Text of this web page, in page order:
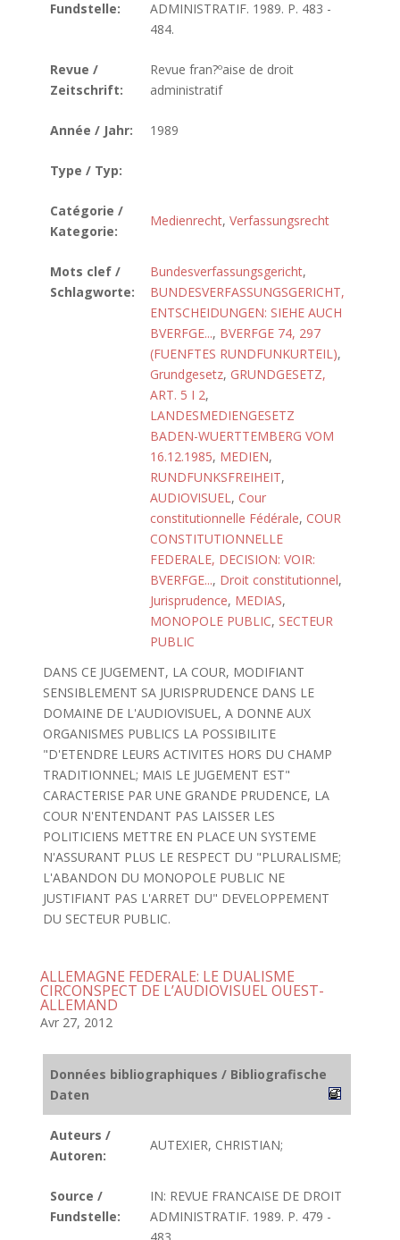
Fundstelle:
ADMINISTRATIF. 1989. P. 483 -
484.
Revue /
Zeitschrift:
Revue fran?ºaise de droit
administratif
Année / Jahr: 1989
Type / Typ:
Catégorie /
Kategorie:
Medienrecht, Verfassungsrecht
Mots clef /
Schlagworte:
Bundesverfassungsgericht,
BUNDESVERFASSUNGSGERICHT,
ENTSCHEIDUNGEN: SIEHE AUCH
BVERFGE..., BVERFGE 74, 297
(FUENFTES RUNDFUNKURTEIL),
Grundgesetz, GRUNDGESETZ,
ART. 5 I 2,
LANDESMEDIENGESETZ
BADEN-WUERTTEMBERG VOM
16.12.1985, MEDIEN,
RUNDFUNKSFREIHEIT,
AUDIOVISUEL, Cour
constitutionnelle Fédérale, COUR
CONSTITUTIONNELLE
FEDERALE, DECISION: VOIR:
BVERFGE..., Droit constitutionnel,
Jurisprudence, MEDIAS,
MONOPOLE PUBLIC, SECTEUR
PUBLIC
DANS CE JUGEMENT, LA COUR, MODIFIANT
SENSIBLEMENT SA JURISPRUDENCE DANS LE
DOMAINE DE L'AUDIOVISUEL, A DONNE AUX
ORGANISMES PUBLICS LA POSSIBILITE
"D'ETENDRE LEURS ACTIVITES HORS DU CHAMP
TRADITIONNEL; MAIS LE JUGEMENT EST"
CARACTERISE PAR UNE GRANDE PRUDENCE, LA
COUR N'ENTENDANT PAS LAISSER LES
POLITICIENS METTRE EN PLACE UN SYSTEME
N'ASSURANT PLUS LE RESPECT DU "PLURALISME;
L'ABANDON DU MONOPOLE PUBLIC NE
JUSTIFIANT PAS L'ARRET DU" DEVELOPPEMENT
DU SECTEUR PUBLIC.
ALLEMAGNE FEDERALE: LE DUALISME
CIRCONSPECT DE L’AUDIOVISUEL OUEST-
ALLEMAND
Avr 27, 2012
Données bibliographiques / Bibliografische
Daten
Auteurs /
Autoren:
AUTEXIER, CHRISTIAN;
Source /
Fundstelle:
IN: REVUE FRANCAISE DE DROIT
ADMINISTRATIF. 1989. P. 479 -